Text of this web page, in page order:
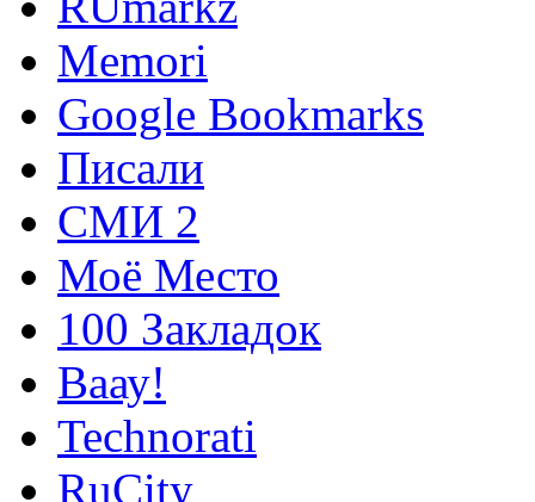
Memori
Google Bookmarks
Писали
СМИ 2
Моё Место
100 Закладок
Ваау!
Technorati
RuCity